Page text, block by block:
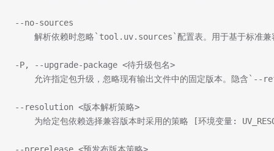
--no-sources
解析依赖时忽略`tool.uv.sources`配置表。用于基于标准
-P, --upgrade-package <待升级包名>
允许指定包升级，忽略现有输出文件中的固定版本。隐含`--
--resolution <版本解析策略>
为给定包依赖选择兼容版本时采用的策略 [环境变量: